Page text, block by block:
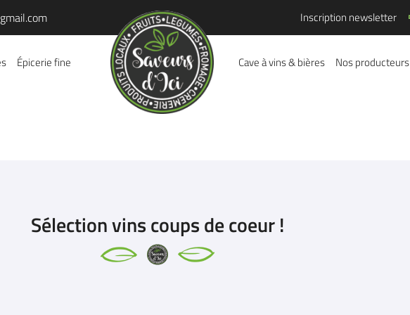
Inscription newsletter
Épicerie fine Cave à vins & bières Nos producteurs
Sélection vins coups de coeur !